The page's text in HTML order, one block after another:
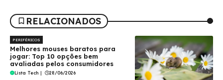
RELACIONADOS
PERIFÉRICOS
Melhores mouses baratos para
jogar: Top 10 opções bem
avaliadas pelos consumidores
Lista Tech | 28/06/2026